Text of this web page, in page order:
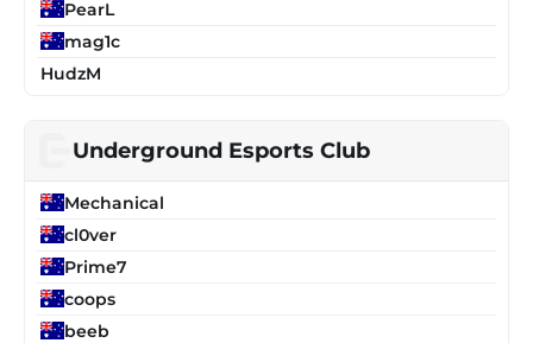
PearL
mag1c
HudzM
Underground Esports Club
Mechanical
cl0ver
Prime7
coops
beeb